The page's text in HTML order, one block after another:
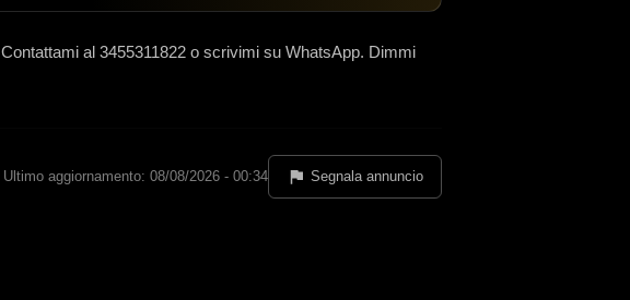
Contattami al 3455311822 o scrivimi su WhatsApp. Dimmi
Ultimo aggiornamento: 08/08/2026 - 00:34 Segnala annuncio